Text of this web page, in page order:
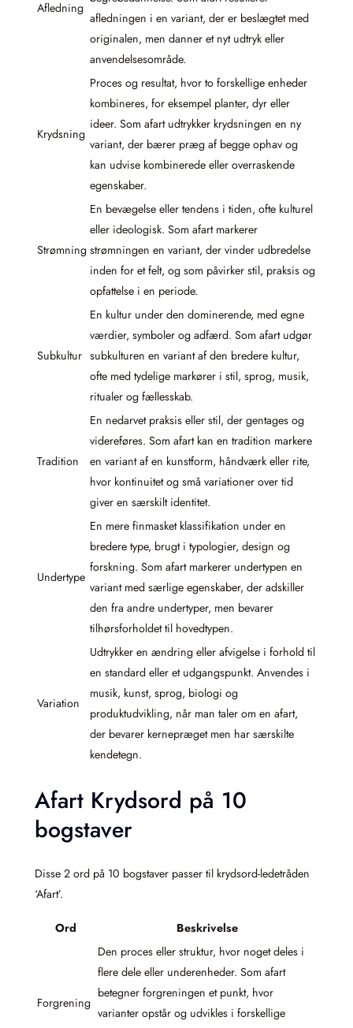
Afledning
afledningen i en variant, der er beslægtet med
originalen, men danner et nyt udtryk eller
anvendelsesområde.
Krydsning
Proces og resultat, hvor to forskellige enheder
kombineres, for eksempel planter, dyr eller
ideer. Som afart udtrykker krydsningen en ny
variant, der bærer præg af begge ophav og
kan udvise kombinerede eller overraskende
egenskaber.
Strømning
En bevægelse eller tendens i tiden, ofte kulturel
eller ideologisk. Som afart markerer
strømningen en variant, der vinder udbredelse
inden for et felt, og som påvirker stil, praksis og
opfattelse i en periode.
Subkultur
En kultur under den dominerende, med egne
værdier, symboler og adfærd. Som afart udgør
subkulturen en variant af den bredere kultur,
ofte med tydelige markører i stil, sprog, musik,
ritualer og fællesskab.
Tradition
En nedarvet praksis eller stil, der gentages og
videreføres. Som afart kan en tradition markere
en variant af en kunstform, håndværk eller rite,
hvor kontinuitet og små variationer over tid
giver en særskilt identitet.
Undertype
En mere finmasket klassifikation under en
bredere type, brugt i typologier, design og
forskning. Som afart markerer undertypen en
variant med særlige egenskaber, der adskiller
den fra andre undertyper, men bevarer
tilhørsforholdet til hovedtypen.
Variation
Udtrykker en ændring eller afvigelse i forhold til
en standard eller et udgangspunkt. Anvendes i
musik, kunst, sprog, biologi og
produktudvikling, når man taler om en afart,
der bevarer kernepræget men har særskilte
kendetegn.
Afart Krydsord på 10
bogstaver
Disse 2 ord på 10 bogstaver passer til krydsord-ledetråden
‘Afart’.
Ord Beskrivelse
Forgrening
Den proces eller struktur, hvor noget deles i
flere dele eller underenheder. Som afart
betegner forgreningen et punkt, hvor
varianter opstår og udvikles i forskellige